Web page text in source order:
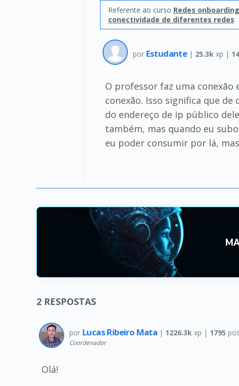
Referente ao curso Redes
conectividade de diferentes redes
por Estudante | 25.3k xp | 14
O professor faz uma
conexão. Isso significa que
do endereço de ip público
também, mas quando eu
eu poder consumir por lá,
2 RESPOSTAS
por Lucas Ribeiro Mata | 1226.3k xp | 1795
Coordenador
Olá!